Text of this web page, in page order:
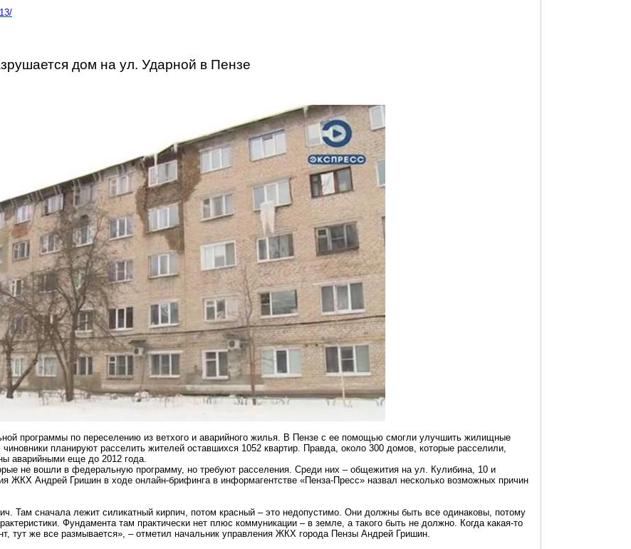
дом на ул. Ударной в Пензе
программы по переселению из ветхого и аварийного жилья. В Пензе с ее помощью смогли улучшить жилищные
планируют расселить жителей оставшихся 1052 квартир. Правда, около 300 домов, которые расселили,
аварийными еще до 2012 года.
не вошли в федеральную программу, но требуют расселения. Среди них – общежития на ул. Кулибина, 10 и
ЖКХ Андрей Гришин в ходе онлайн-брифингав информагентстве «Пенза-Пресс» назвал несколько возможных причин
Там сначала лежит силикатный кирпич, потом красный – это недопустимо. Они должны быть все одинаковы, потому
Фундамента там практически нет плюс коммуникации – в земле, а такого быть не должно. Когда какая-то
тут же все размывается», – отметил начальник управления ЖКХ города Пензы Андрей Гришин.